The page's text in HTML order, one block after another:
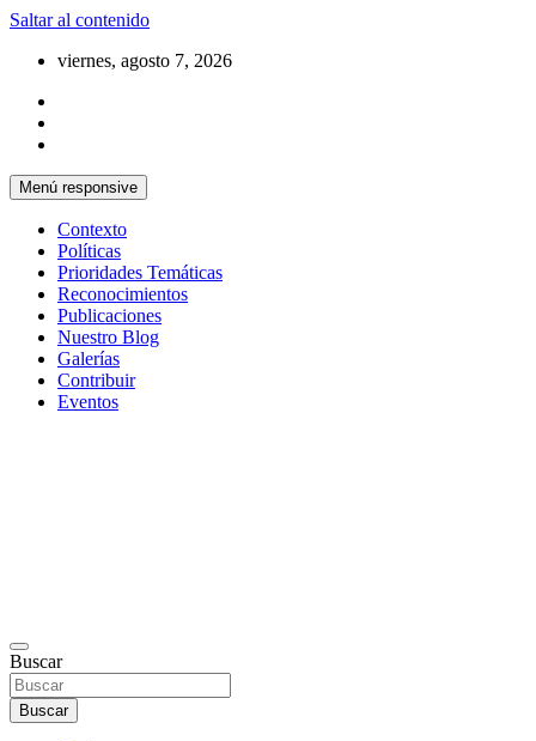
Saltar al contenido
viernes, agosto 7, 2026
Menú responsive
Contexto
Políticas
Prioridades Temáticas
Reconocimientos
Publicaciones
Nuestro Blog
Galerías
Contribuir
Eventos
Buscar
Buscar